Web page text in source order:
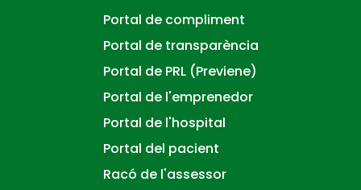
Portal de compliment
Portal de transparència
Portal de PRL (Previene)
Portal de l'emprenedor
Portal de l'hospital
Portal del pacient
Racó de l'assessor